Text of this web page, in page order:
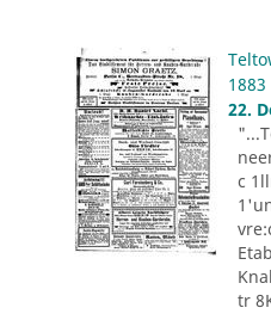
1883
22.
c
tr